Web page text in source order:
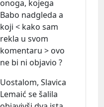
onoga, kojega
Babo nadgleda a
koji < kako sam
rekla u svom
komentaru > ovo
ne bi ni objavio ?
Uostalom, Slavica
Lemaić se šalila